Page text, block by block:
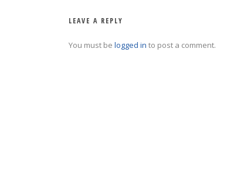
LEAVE A REPLY
You must be logged in to post a comment.